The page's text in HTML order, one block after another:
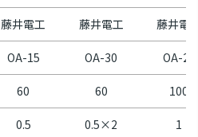
藤井電工 藤井電工 藤井電
OA-15 OA-30 OA-20
60 60 100
0.5 0.5×2 1